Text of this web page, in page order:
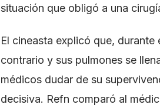
situación que obligó a una
El cineasta explicó que,
contrario y sus pulmones se
médicos dudar de su
decisiva. Refn comparó al